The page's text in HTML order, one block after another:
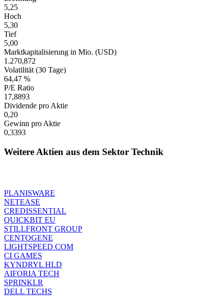
5,25
Hoch
5,30
Tief
5,00
Marktkapitalisierung in Mio. (USD)
1.270,872
Volatilität (30 Tage)
64,47 %
P/E Ratio
17,8893
Dividende pro Aktie
0,20
Gewinn pro Aktie
0,3393
Weitere Aktien aus dem Sektor Technik
PLANISWARE
NETEASE
CREDISSENTIAL
QUICKBIT EU
STILLFRONT GROUP
CENTOGENE
LIGHTSPEED COM
CI GAMES
KYNDRYL HLD
AIFORIA TECH
SPRINKLR
DELL TECHS